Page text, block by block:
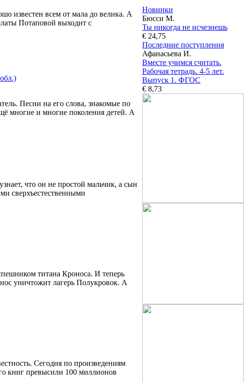
известен всем от мала до велика. А
Потаповой выходит с
Песни на его слова, знакомые по
многие и многие поколения детей. А
что он не простой мальчик, а сын
сверхъестественными
титана Кроноса. И теперь
уничтожит лагерь Полукровок. А
Сегодня по произведениям
книг превысили 100 миллионов
Новинки
Бюсси М.
Ты никогда не исчезнешь
€ 24,75
Последние поступления
Афанасьева И.
Вместе учимся считать.
Рабочая тетрадь. 4-5 лет.
Выпуск 1. ФГОС
€ 8,73